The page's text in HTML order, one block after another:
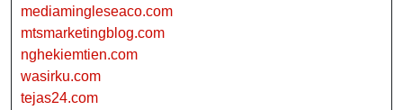
mediamingleseaco.com
mtsmarketingblog.com
nghekiemtien.com
wasirku.com
tejas24.com